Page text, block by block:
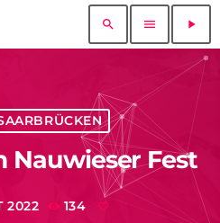
search menu play_arrow
Nauwieser Fest
2022 134